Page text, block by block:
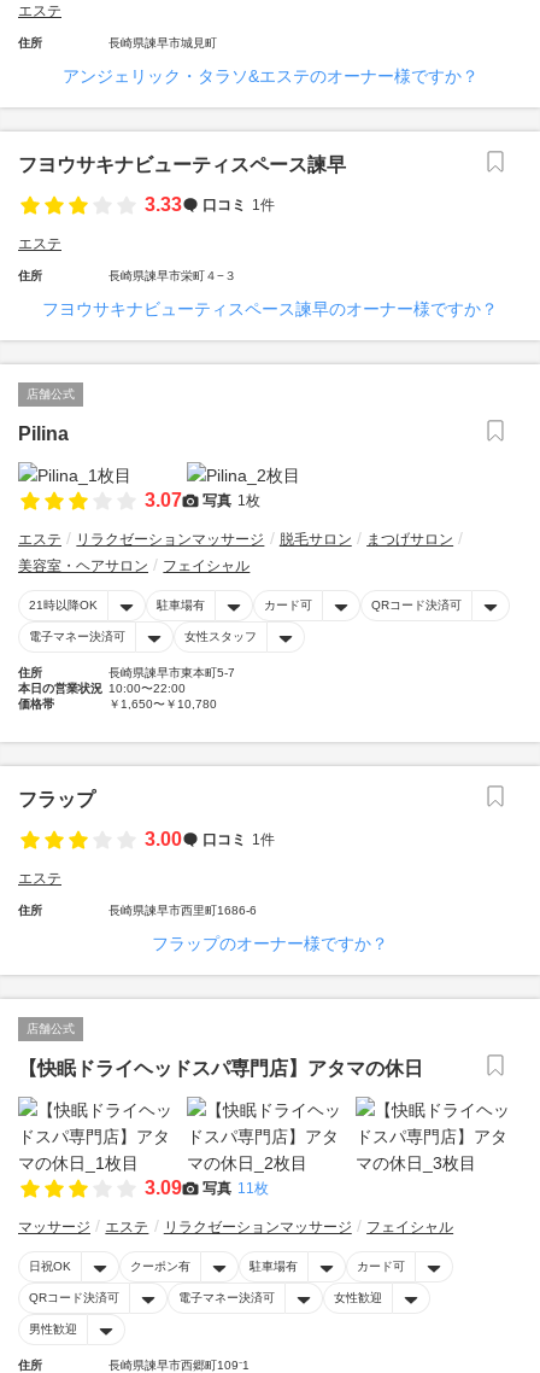
エステ
住所 長崎県諫早市城見町
アンジェリック・タラソ&エステのオーナー様ですか？
フヨウサキナビューティスペース諫早
3.33
口コミ 1件
エステ
住所 長崎県諫早市栄町４−３
フヨウサキナビューティスペース諫早のオーナー様ですか？
店舗公式
Pilina
3.07 写真 1枚
エステ リラクゼーションマッサージ 脱毛サロン
まつげサロン
美容室・ヘアサロン
フェイシャル
21時以降OK 駐車場有 カード可 QRコード決済可
電子マネー決済可 女性スタッフ
住所
長崎県諫早市東本町5-7
本日の営業状況 10:00〜22:00
価格帯
￥1,650〜￥10,780
フラップ
3.00
口コミ 1件
エステ
住所 長崎県諫早市西里町1686-6
フラップのオーナー様ですか？
店舗公式
【快眠ドライヘッドスパ専門店】アタマの休日
3.09 写真 11枚
マッサージ エステ リラクゼーションマッサージ フェイシャル
日祝OK クーポン有 駐車場有 カード可
QRコード決済可 電子マネー決済可 女性歓迎
男性歓迎
住所
長崎県諫早市西郷町109⁻1